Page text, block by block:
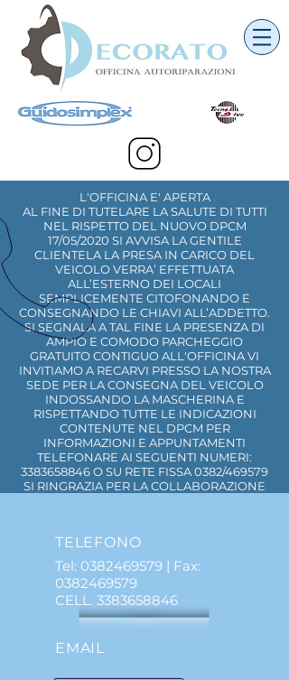
L'OFFICINA E' APERTA
AL FINE DI TUTELARE LA SALUTE DI TUTTI
NEL RISPETTO DEL NUOVO DPCM
17/05/2020 SI AVVISA LA GENTILE
CLIENTELA LA PRESA IN CARICO DEL
VEICOLO VERRA’ EFFETTUATA
ALL’ESTERNO DEI LOCALI
SEMPLICEMENTE CITOFONANDO E
CONSEGNANDO LE CHIAVI ALL’ADDETTO.
SI SEGNALA A TAL FINE LA PRESENZA DI
AMPIO E COMODO PARCHEGGIO
GRATUITO CONTIGUO ALL'OFFICINA VI
INVITIAMO A RECARVI PRESSO LA NOSTRA
SEDE PER LA CONSEGNA DEL VEICOLO
INDOSSANDO LA MASCHERINA E
RISPETTANDO TUTTE LE INDICAZIONI
CONTENUTE NEL DPCM PER
INFORMAZIONI E APPUNTAMENTI
TELEFONARE AI SEGUENTI NUMERI:
3383658846O SU RETE FISSA 0382/469579
SI RINGRAZIA PER LA COLLABORAZIONE
TELEFONO
Tel: 0382469579 | Fax:
0382469579
CELL. 3383658846
EMAIL